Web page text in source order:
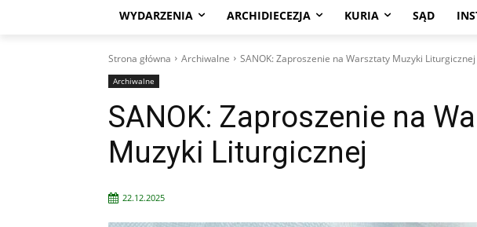
WYDARZENIA ARCHIDIECEZJA KURIA SĄD
Strona główna Archiwalne SANOK: Zaproszenie na Warsztaty Muzyki Liturgicznej
Archiwalne
SANOK: Zaproszenie na
Muzyki Liturgicznej
22.12.2025